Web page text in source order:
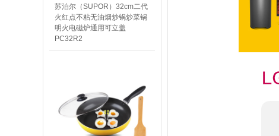
苏泊尔（SUPOR）32cm二代
火红点不粘无油烟炒锅炒菜锅
明火电磁炉通用可立盖
PC32R2